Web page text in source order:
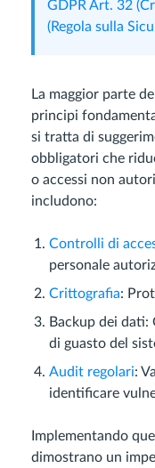
GDPR Art. 32
(Regola sulla
La maggior parte
principi
si tratta di
obbligatori che
o accessi non
includono:
Controlli di
personale
Crittografia:
Backup dei
di guasto del
Audit regolari:
identificare
Implementando
dimostrano un